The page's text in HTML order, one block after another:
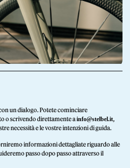
Shop
S.r.l.
un dialogo. Potete cominciare
o scrivendo direttamente ainfo@stelbel.it,
necessità e le vostre intenzioni di guida.
informazioni dettagliate riguardo alle
passo dopo passo attraverso il